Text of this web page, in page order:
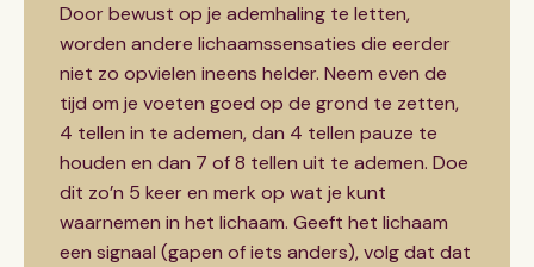
Door bewust op je ademhaling te letten,
worden andere lichaamssensaties die eerder
niet zo opvielen ineens helder. Neem even de
tijd om je voeten goed op de grond te zetten,
4 tellen in te ademen, dan 4 tellen pauze te
houden en dan 7 of 8 tellen uit te ademen. Doe
dit zo’n 5 keer en merk op wat je kunt
waarnemen in het lichaam. Geeft het lichaam
een signaal (gapen of iets anders), volg dat dat